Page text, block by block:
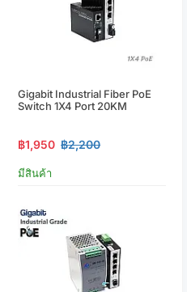
Gigabit Industrial Fiber PoE
Switch 1X4 Port 20KM
฿1,950 ฿2,200
มีสินค้า